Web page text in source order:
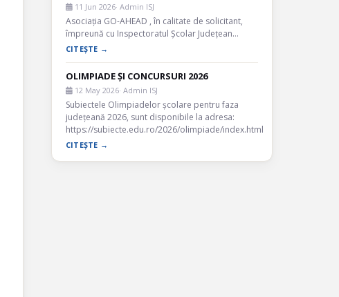
11 Jun 2026· Admin ISJ
Asociația GO-AHEAD , în calitate de solicitant,
împreună cu Inspectoratul Școlar Județean…
CITEȘTE →
OLIMPIADE ȘI CONCURSURI 2026
12 May 2026· Admin ISJ
Subiectele Olimpiadelor școlare pentru faza
județeană 2026, sunt disponibile la adresa:
https://subiecte.edu.ro/2026/olimpiade/index.html
CITEȘTE →